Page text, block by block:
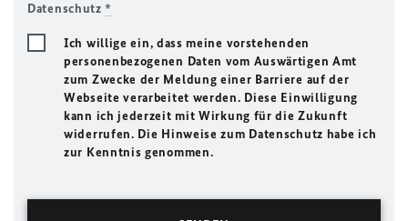
Datenschutz*
Ich willige ein, dass meine vorstehenden
personenbezogenen Daten vom Auswärtigen Amt
zum Zwecke der Meldung einer Barriere auf der
Webseite verarbeitet werden. Diese Einwilligung
kann ich jederzeit mit Wirkung für die Zukunft
widerrufen. Die Hinweise zum Datenschutz habe ich
zur Kenntnis genommen.